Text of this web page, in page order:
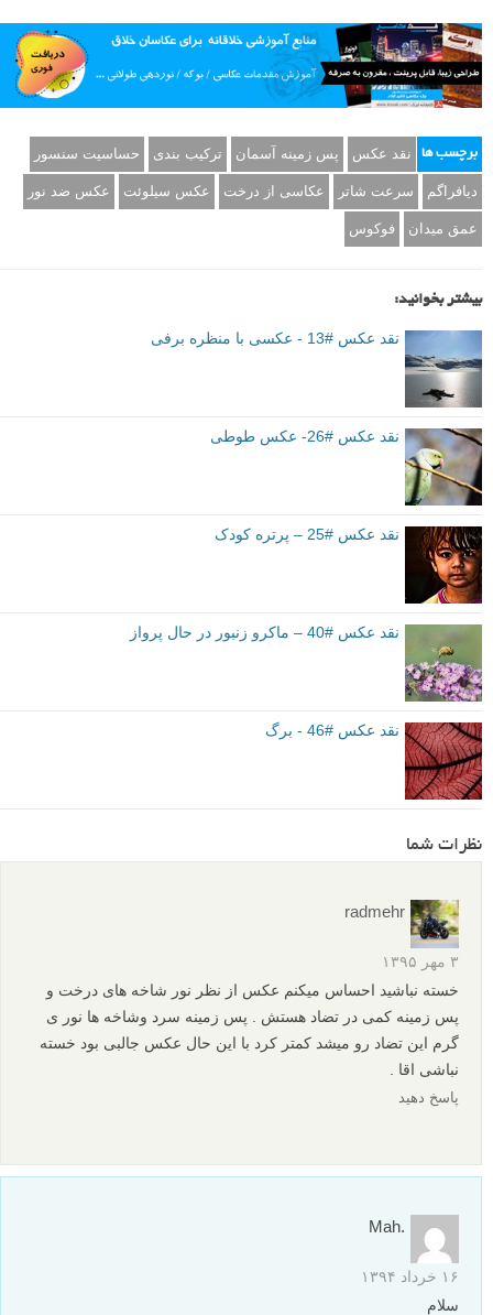
برچسب ها نقد عکس پس زمینه آسمان ترکیب بندی حساسیت سنسور
دیافراگم سرعت شاتر عکاسی از درخت عکس سیلوئت عکس ضد نور
عمق میدان فوکوس
بیشتر بخوانید:
نقد عکس #13 - عکسی با منظره برفی
نقد عکس #26- عکس طوطی
نقد عکس #25 – پرتره کودک
نقد عکس #40 – ماکرو زنبور در حال پرواز
نقد عکس #46 - برگ
نظرات شما
radmehr
۳ مهر ۱۳۹۵
خسته نباشید احساس میکنم عکس از نظر نور شاخه های درخت و
پس زمینه کمی در تضاد هستش . پس زمینه سرد وشاخه ها نور ی
گرم این تضاد رو میشد کمتر کرد با این حال عکس جالبی بود خسته
نباشی اقا .
پاسخ دهید
.Mah
۱۶ خرداد ۱۳۹۴
سلام